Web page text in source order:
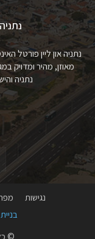
נתניה און ליין פורטל
מאוזן, מהיר ומדויק
נתניה
נגישות
©